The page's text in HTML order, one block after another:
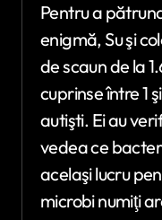
Pentru a
enigmă, Su şi
de scaun de la
cuprinse între 1
autişti. Ei au
vedea ce
acelaşi lucru
microbi numiţi